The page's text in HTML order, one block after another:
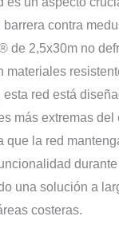
contra
de 2,5x30m no
materiales
esta red está
más extremas del
que la red
una solución a
costeras.